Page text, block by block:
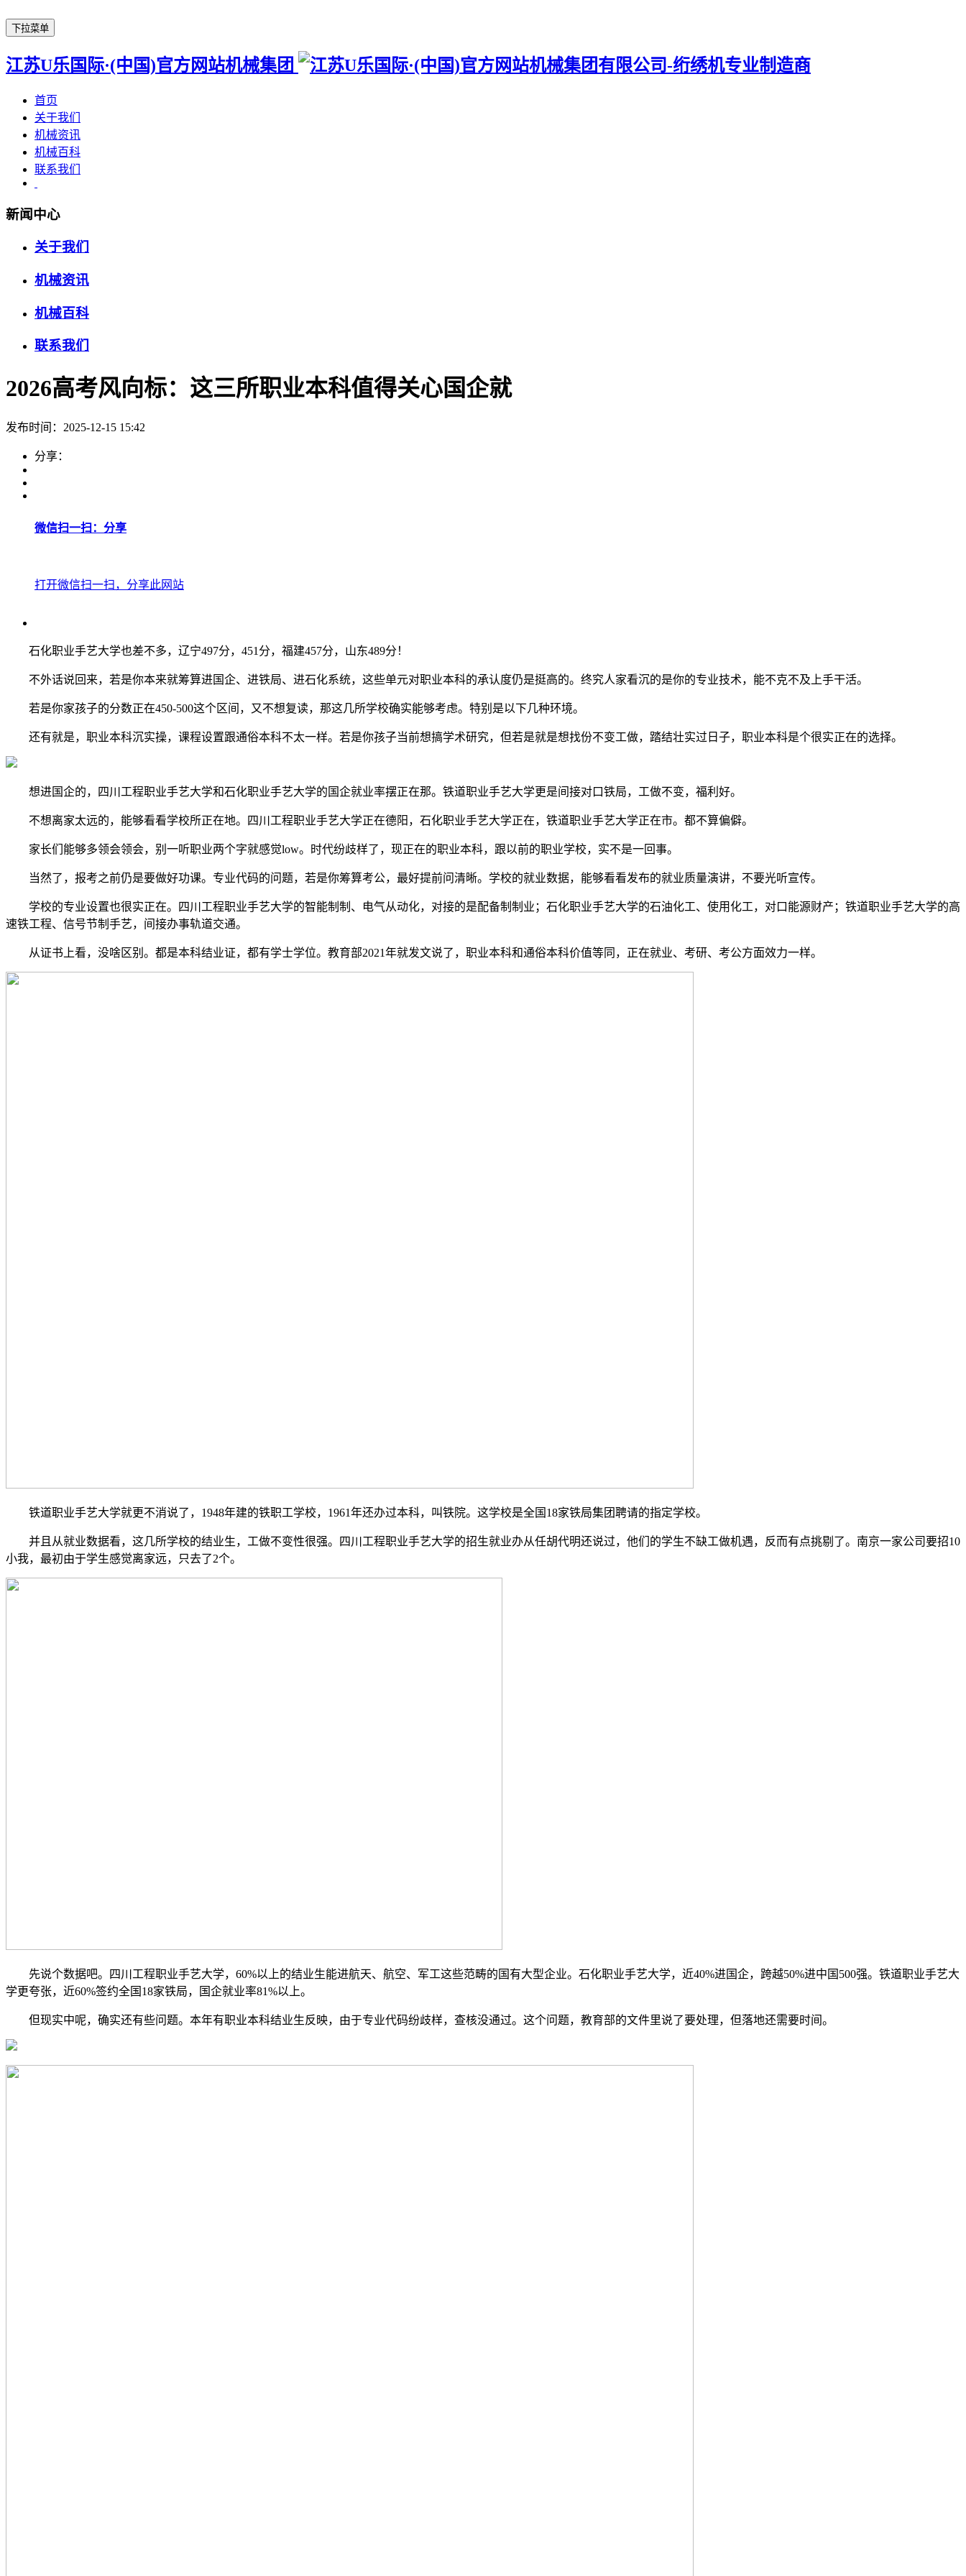
下拉菜单
江苏U乐国际·(中国)官方网站机械集团
首页
关于我们
机械资讯
机械百科
联系我们
新闻中心
关于我们
机械资讯
机械百科
联系我们
2026高考风向标：这三所职业本科值得关心国企就
发布时间：2025-12-15 15:42
分享：
微信扫一扫：分享
打开微信扫一扫，分享此网站
石化职业手艺大学也差不多，辽宁497分，451分，福建457分，山东489分！
不外话说回来，若是你本来就筹算进国企、进铁局、进石化系统，这些单元对职业本科的承认度仍是挺高的。终究人家看沉的是你的专业技术，能不克不及上手干活。
若是你家孩子的分数正在450-500这个区间，又不想复读，那这几所学校确实能够考虑。特别是以下几种环境。
还有就是，职业本科沉实操，课程设置跟通俗本科不太一样。若是你孩子当前想搞学术研究，但若是就是想找份不变工做，踏结壮实过日子，职业本科是个很实正在的选择。
想进国企的，四川工程职业手艺大学和石化职业手艺大学的国企就业率摆正在那。铁道职业手艺大学更是间接对口铁局，工做不变，福利好。
不想离家太远的，能够看看学校所正在地。四川工程职业手艺大学正在德阳，石化职业手艺大学正在，铁道职业手艺大学正在市。都不算偏僻。
家长们能够多领会领会，别一听职业两个字就感觉low。时代纷歧样了，现正在的职业本科，跟以前的职业学校，实不是一回事。
当然了，报考之前仍是要做好功课。专业代码的问题，若是你筹算考公，最好提前问清晰。学校的就业数据，能够看看发布的就业质量演讲，不要光听宣传。
学校的专业设置也很实正在。四川工程职业手艺大学的智能制制、电气从动化，对接的是配备制制业；石化职业手艺大学的石油化工、使用化工，对口能源财产；铁道职业手艺大学的高
速铁工程、信号节制手艺，间接办事轨道交通。
从证书上看，没啥区别。都是本科结业证，都有学士学位。教育部2021年就发文说了，职业本科和通俗本科价值等同，正在就业、考研、考公方面效力一样。
铁道职业手艺大学就更不消说了，1948年建的铁职工学校，1961年还办过本科，叫铁院。这学校是全国18家铁局集团聘请的指定学校。
并且从就业数据看，这几所学校的结业生，工做不变性很强。四川工程职业手艺大学的招生就业办从任胡代明还说过，他们的学生不缺工做机遇，反而有点挑剔了。南京一家公司要招10
小我，最初由于学生感觉离家远，只去了2个。
先说个数据吧。四川工程职业手艺大学，60%以上的结业生能进航天、航空、军工这些范畴的国有大型企业。石化职业手艺大学，近40%进国企，跨越50%进中国500强。铁道职业手艺大
学更夸张，近60%签约全国18家铁局，国企就业率81%以上。
但现实中呢，确实还有些问题。本年有职业本科结业生反映，由于专业代码纷歧样，查核没通过。这个问题，教育部的文件里说了要处理，但落地还需要时间。